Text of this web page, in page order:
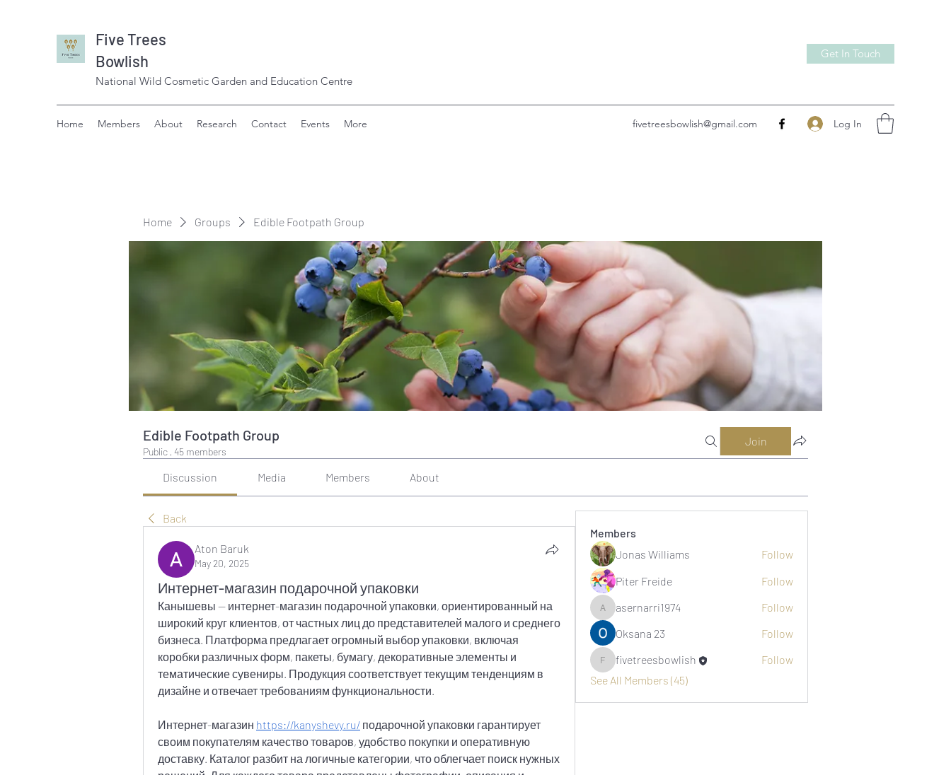
Five Trees
Bowlish
National Wild Cosmetic Garden and Education Centre
Get In Touch
Home Members About Research Contact Events More fivetreesbowlish@gmail.com Log In
Home Groups Edible Footpath Group
Edible Footpath Group
Public · 45 members
Join
Discussion Media Members About
Back
Aton Baruk
May 20, 2025
Интернет-магазин подарочной упаковки
Канышевы — интернет-магазин подарочной упаковки, ориентированный на
широкий круг клиентов, от частных лиц до представителей малого и среднего
бизнеса. Платформа предлагает огромный выбор упаковки, включая
коробки различных форм, пакеты, бумагу, декоративные элементы и
тематические сувениры. Продукция соответствует текущим тенденциям в
дизайне и отвечает требованиям функциональности.
Интернет-магазин https://kanyshevy.ru/ подарочной упаковки гарантирует
своим покупателям качество товаров, удобство покупки и оперативную
доставку. Каталог разбит на логичные категории, что облегчает поиск нужных
Members
Jonas Williams
Follow
Piter Freide
Follow
asernarri1974
asernarri1974
Follow
Oksana 23
Follow
fivetreesbowlish
fivetreesbowlish
Follow
See All Members (45)